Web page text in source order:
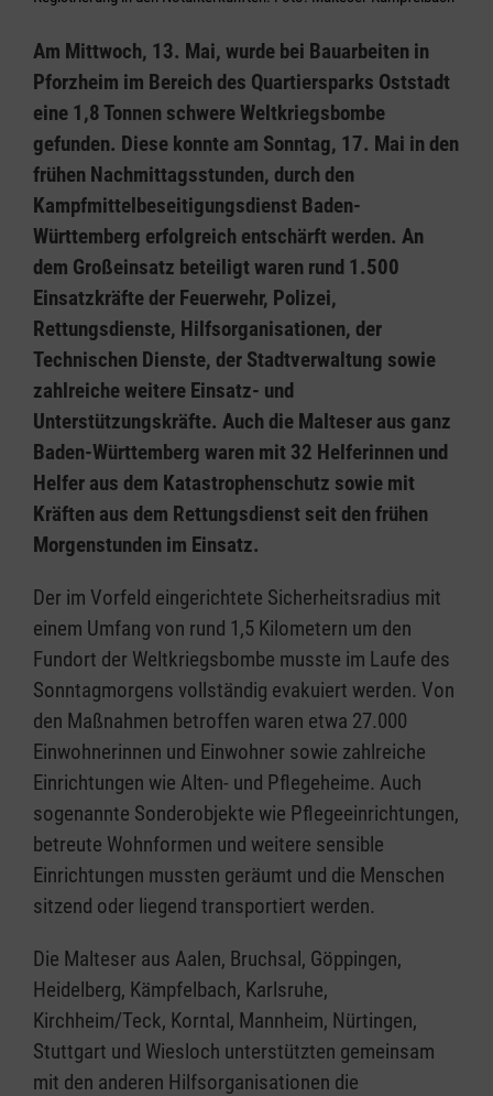
Am Mittwoch, 13. Mai, wurde bei Bauarbeiten in
Pforzheim im Bereich des Quartiersparks Oststadt
eine 1,8 Tonnen schwere Weltkriegsbombe
gefunden. Diese konnte am Sonntag, 17. Mai in den
frühen Nachmittagsstunden, durch den
Kampfmittelbeseitigungsdienst Baden-
Württemberg erfolgreich entschärft werden. An
dem Großeinsatz beteiligt waren rund 1.500
Einsatzkräfte der Feuerwehr, Polizei,
Rettungsdienste, Hilfsorganisationen, der
Technischen Dienste, der Stadtverwaltung sowie
zahlreiche weitere Einsatz- und
Unterstützungskräfte. Auch die Malteser aus ganz
Baden-Württemberg waren mit 32 Helferinnen und
Helfer aus dem Katastrophenschutz sowie mit
Kräften aus dem Rettungsdienst seit den frühen
Morgenstunden im Einsatz.
Der im Vorfeld eingerichtete Sicherheitsradius mit
einem Umfang von rund 1,5 Kilometern um den
Fundort der Weltkriegsbombe musste im Laufe des
Sonntagmorgens vollständig evakuiert werden. Von
den Maßnahmen betroffen waren etwa 27.000
Einwohnerinnen und Einwohner sowie zahlreiche
Einrichtungen wie Alten- und Pflegeheime. Auch
sogenannte Sonderobjekte wie Pflegeeinrichtungen,
betreute Wohnformen und weitere sensible
Einrichtungen mussten geräumt und die Menschen
sitzend oder liegend transportiert werden.
Die Malteser aus Aalen, Bruchsal, Göppingen,
Heidelberg, Kämpfelbach, Karlsruhe,
Kirchheim/Teck, Korntal, Mannheim, Nürtingen,
Stuttgart und Wiesloch unterstützten gemeinsam
mit den anderen Hilfsorganisationen die